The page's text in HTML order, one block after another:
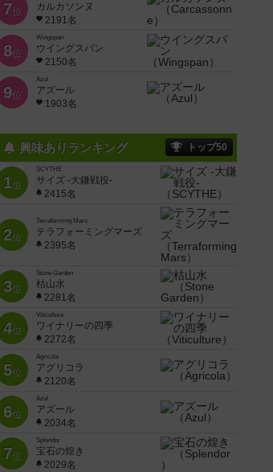
7位
カルカソンヌ
2191名
8位
Wingspan
ウイングスパン
2150名
9位
Azul
アズール
1903名
興味ありランキング トップ50
1位
SCYTHE
サイズ -大鎌戦役-
2415名
2位
Terraforming Mars
テラフォーミングマーズ
2395名
3位
Stone Garden
枯山水
2281名
4位
Viticulture
ワイナリーの四季
2272名
5位
Agricola
アグリコラ
2120名
6位
Azul
アズール
2034名
7位
Splendor
宝石の煌き
2029名